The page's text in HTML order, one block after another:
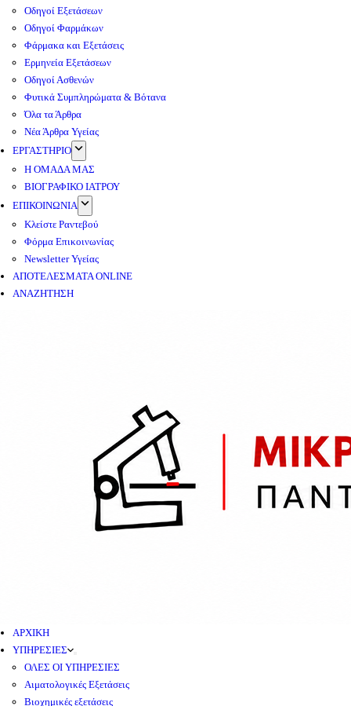
Οδηγοί Εξετάσεων
Οδηγοί Φαρμάκων
Φάρμακα και Εξετάσεις
Ερμηνεία Εξετάσεων
Οδηγοί Ασθενών
Φυτικά Συμπληρώματα & Βότανα
Όλα τα Άρθρα
Νέα Άρθρα Υγείας
ΕΡΓΑΣΤΗΡΙΟ
Η ΟΜΑΔΑ ΜΑΣ
ΒΙΟΓΡΑΦΙΚΟ ΙΑΤΡΟΥ
ΕΠΙΚΟΙΝΩΝΙΑ
Κλείστε Ραντεβού
Φόρμα Επικοινωνίας
Newsletter Υγείας
ΑΠΟΤΕΛΕΣΜΑΤΑ ONLINE
ΑΝΑΖΗΤΗΣΗ
ΑΡΧΙΚΗ
ΥΠΗΡΕΣΙΕΣ
ΟΛΕΣ ΟΙ ΥΠΗΡΕΣΙΕΣ
Αιματολογικές Εξετάσεις
Βιοχημικές εξετάσεις